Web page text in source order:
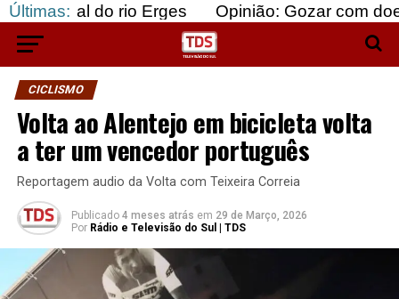
Últimas:
rio Erges Opinião: Gozar com doentes e
CICLISMO
Volta ao Alentejo em bicicleta volta
a ter um vencedor português
Reportagem audio da Volta com Teixeira Correia
Publicado 4 meses atrás em 29 de Março, 2026
Por Rádio e Televisão do Sul | TDS